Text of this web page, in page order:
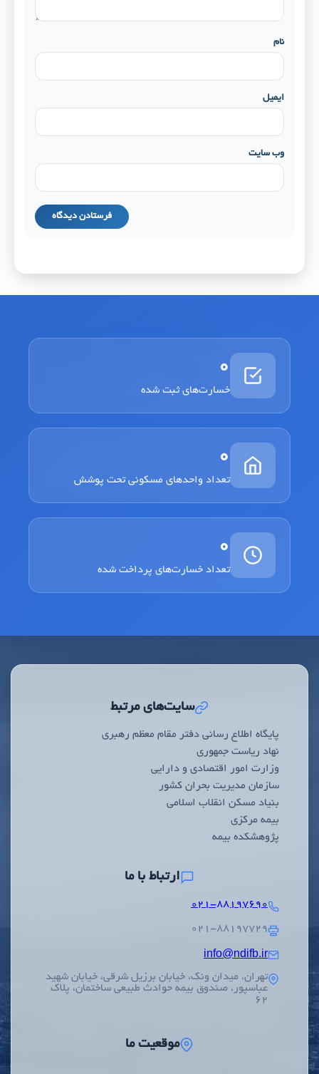
نام
ایمیل
وب‌ سایت
0
خسارت‌های ثبت شده
0
تعداد واحدهای مسکونی تحت پوشش
0
تعداد خسارت‌های پرداخت شده
سایت‌های مرتبط
پایگاه اطلاع رسانی دفتر مقام معظم رهبری
نهاد ریاست جمهوری
وزارت امور اقتصادی و دارایی
سازمان مدیریت بحران کشور
بنیاد مسکن انقلاب اسلامی
بیمه مرکزی
پژوهشکده بیمه
ارتباط با ما
۰۲۱-۸۸۱۹۷۶۹۰
۰۲۱-۸۸۱۹۷۷۲۹
info@ndifb.ir
تهران، میدان ونک، خیابان برزیل شرقی، خیابان شهید
عباسپور، صندوق بیمه حوادث طبیعی ساختمان، پلاک
62
موقعیت ما